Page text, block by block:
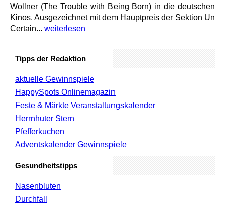
Wollner (The Trouble with Being Born) in die deutschen
Kinos. Ausgezeichnet mit dem Hauptpreis der Sektion Un
Certain... weiterlesen
Tipps der Redaktion
aktuelle Gewinnspiele
HappySpots Onlinemagazin
Feste & Märkte Veranstaltungskalender
Herrnhuter Stern
Pfefferkuchen
Adventskalender Gewinnspiele
Gesundheitstipps
Nasenbluten
Durchfall